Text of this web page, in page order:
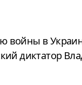
диктатор